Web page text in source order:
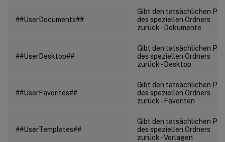
##UserDocuments##
Gibt den tatsächlichen
des speziellen Ordners
zurück - Dokumente
##UserDesktop##
Gibt den tatsächlichen
des speziellen Ordners
zurück - Desktop
##UserFavorites##
Gibt den tatsächlichen
des speziellen Ordners
zurück - Favoriten
##UserTemplates##
Gibt den tatsächlichen
des speziellen Ordners
zurück - Vorlagen